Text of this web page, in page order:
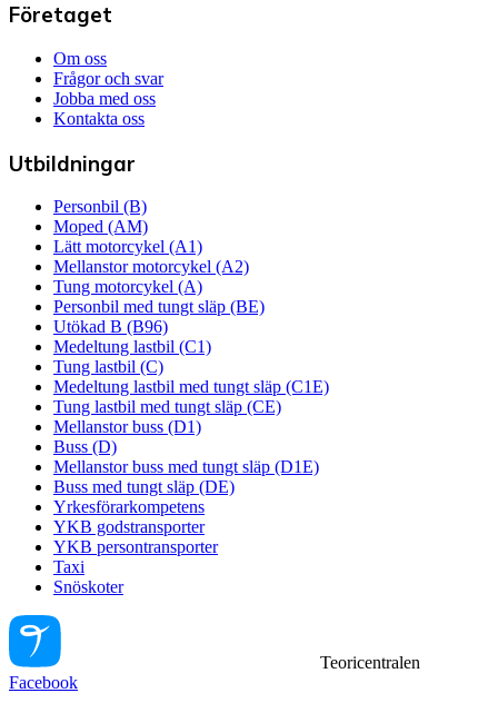
Företaget
Om oss
Frågor och svar
Jobba med oss
Kontakta oss
Utbildningar
Personbil (B)
Moped (AM)
Lätt motorcykel (A1)
Mellanstor motorcykel (A2)
Tung motorcykel (A)
Personbil med tungt släp (BE)
Utökad B (B96)
Medeltung lastbil (C1)
Tung lastbil (C)
Medeltung lastbil med tungt släp (C1E)
Tung lastbil med tungt släp (CE)
Mellanstor buss (D1)
Buss (D)
Mellanstor buss med tungt släp (D1E)
Buss med tungt släp (DE)
Yrkesförarkompetens
YKB godstransporter
YKB persontransporter
Taxi
Snöskoter
Teoricentralen
Facebook